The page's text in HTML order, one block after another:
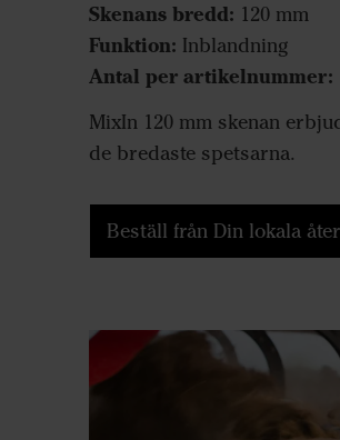
Skenans bredd: 120 mm
Funktion: Inblandning
Antal per artikelnummer:
MixIn 120 mm skenan
de bredaste spetsarna.
Beställ från Din lokala